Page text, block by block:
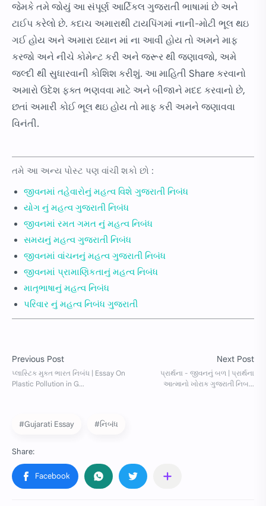
જેમકે તમે જોયું આ સંપૂર્ણ આર્ટિકલ ગુજરાતી ભાષામાં છે અને
ટાઈપ કરેલો છે. કદાચ અમારાથી ટાયપિંગમાં નાની-મોટી ભૂલ થઇ
ગઈ હોય અને અમારા ધ્યાન માં ના આવી હોય તો અમને માફ
કરજો અને નીચે કોમેન્ટ કરી અને જરૂર થી જણાવજો, અમે
જલ્દી થી સુધારવાની કોશિશ કરીશું. આ માહિતી Share કરવાનો
અમારો ઉદેશ ફક્ત ભણવવા માટે અને બીજાને મદદ કરવાનો છે,
છતાં અમારી કોઈ ભૂલ થઇ હોય તો માફ કરી અમને જણાવવા
વિનંતી.
તમે આ અન્ય પોસ્ટ પણ વાંચી શકો છો :
જીવનમાં તહેવારોનું મહત્વ વિશે ગુજરાતી નિબંધ
યોગ નું મહત્વ ગુજરાતી નિબંધ
જીવનમાં રમત ગમત નું મહત્વ નિબંધ
સમયનું મહત્વ ગુજરાતી નિબંધ
જીવનમાં વાંચનનું મહત્વ ગુજરાતી નિબંધ
જીવનમાં પ્રામાણિકતાનું મહત્વ નિબંધ
માતૃભાષાનું મહત્વ નિબંધ
પરિવાર નું મહત્વ નિબંધ ગુજરાતી
#Gujarati Essay #નિબંધ